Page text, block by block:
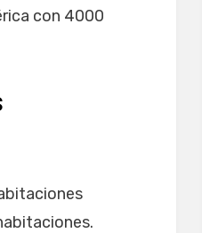
con 4000